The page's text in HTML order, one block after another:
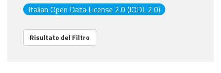
Italian Open Data License 2.0 (IODL 2.0)
Risultato del Filtro